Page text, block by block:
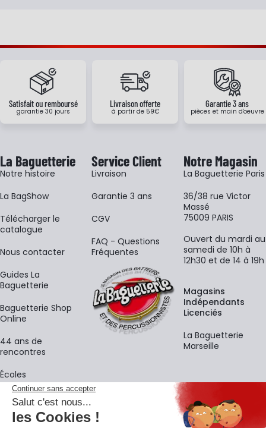
Satisfait ou remboursé
garantie 30 jours
Livraison offerte
à partir de 59€
Garantie 3 ans
pièces et main d'oeuvre
La Baguetterie
Notre histoire
La BagShow
​Télécharger le
catalogue
Nous contacter
Guides La
Baguetterie
Baguetterie Shop
Online
44 ans de
rencontres
Écoles
Service Client
Livraison
Garantie 3 ans
CGV
FAQ - Questions
Fréquentes
Notre Magasin
La Baguetterie Paris
36/38 rue Victor
Massé
75009 PARIS
Ouvert du mardi au
samedi de 10h à
12h30 et de 14 à 19h
Magasins
Indépendants
Licenciés
La Baguetterie
Marseille
La newsletter
Adresse e-mail